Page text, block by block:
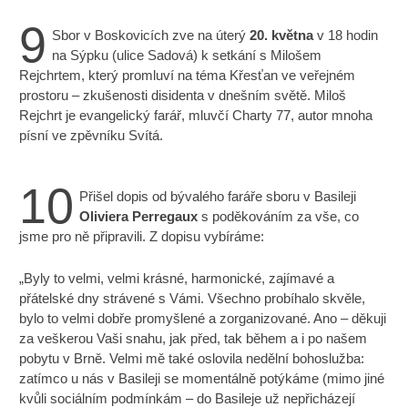
9 Sbor v Boskovicích zve na úterý 20. květnav 18 hodin
na Sýpku (ulice Sadová) k setkání s Milošem
Rejchrtem, který promluví na téma Křesťan ve veřejném
prostoru – zkušenosti disidenta v dnešním světě. Miloš
Rejchrt je evangelický farář, mluvčí Charty 77, autor mnoha
písní ve zpěvníku Svítá.
10 Přišel dopis od bývalého faráře sboru v Basileji
Oliviera Perregauxs poděkováním za vše, co
jsme pro ně připravili. Z dopisu vybíráme:
„Byly to velmi, velmi krásné, harmonické, zajímavé a
přátelské dny strávené s Vámi. Všechno probíhalo skvěle,
bylo to velmi dobře promyšlené a zorganizované. Ano – děkuji
za veškerou Vaši snahu, jak před, tak během a i po našem
pobytu v Brně. Velmi mě také oslovila nedělní bohoslužba:
zatímco u nás v Basileji se momentálně potýkáme (mimo jiné
kvůli sociálním podmínkám – do Basileje už nepřicházejí